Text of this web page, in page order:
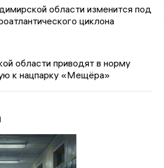
области изменится под
циклона
области приводят в норму
к нацпарку «Мещёра»